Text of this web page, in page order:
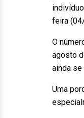
feira
O
agosto
ainda
Uma